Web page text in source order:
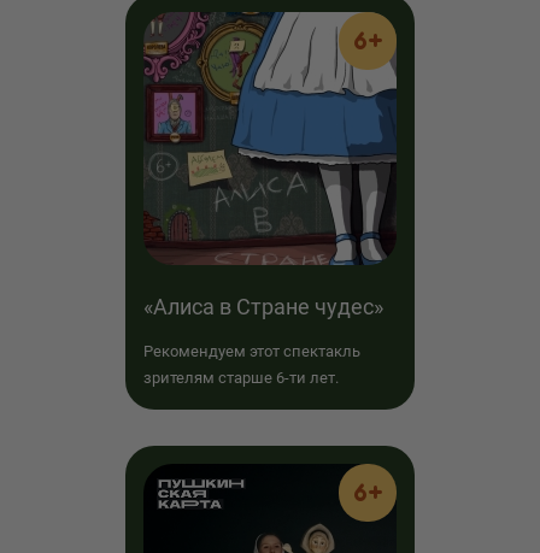
6+
«Алиса в Стране чудес»
Рекомендуем этот спектакль
зрителям старше 6-ти лет.
6+